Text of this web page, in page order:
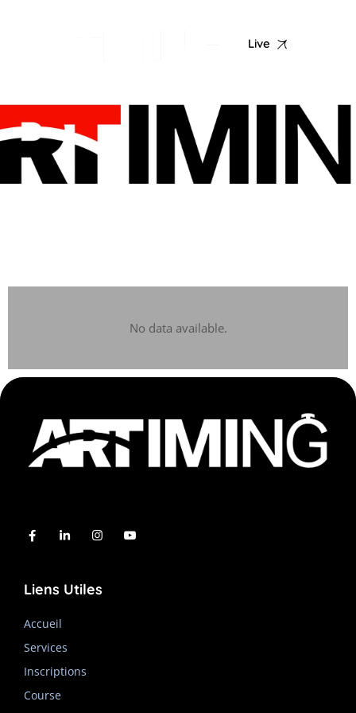
Live
No data available.
Liens Utiles
Accueil
Services
Inscriptions
Course